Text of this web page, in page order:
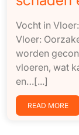
Vocht in
Vloer:
worden
vloeren, wat
en…[...]
READ MORE